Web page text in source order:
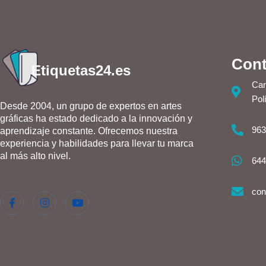
Etiquetas24.es
Desde 2004, un grupo de expertos en artes
gráficas ha estado dedicado a la innovación y
aprendizaje constante. Ofrecemos nuestra
experiencia y habilidades para llevar tu marca
al más alto nivel.